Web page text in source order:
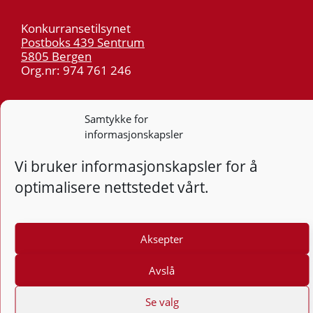
Samtykke for
informasjonskapsler
Vi bruker informasjonskapsler for å
optimalisere nettstedet vårt.
Aksepter
Avslå
Se valg
Konkurransetilsynet
Postboks 439 Sentrum
5805 Bergen
Org.nr: 974 761 246
post@kt.no